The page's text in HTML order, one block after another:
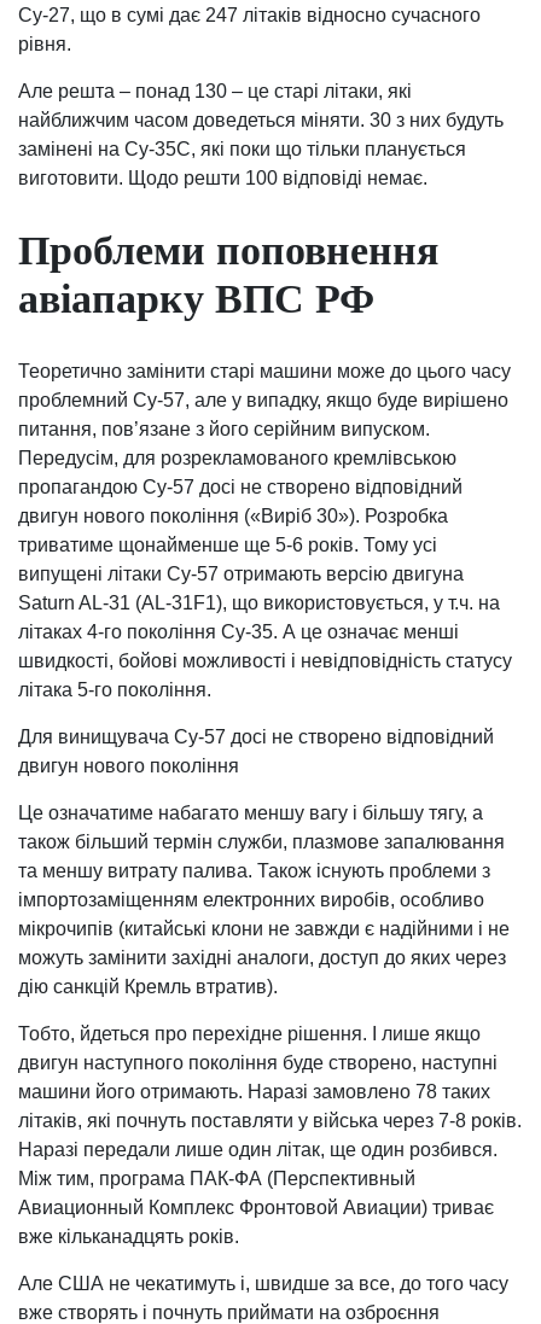
Су-27, що в сумі дає 247 літаків відносно сучасного
рівня.
Але решта – понад 130 – це старі літаки, які
найближчим часом доведеться міняти. 30 з них будуть
замінені на Су-35С, які поки що тільки планується
виготовити. Щодо решти 100 відповіді немає.
Проблеми поповнення
авіапарку ВПС РФ
Теоретично замінити старі машини може до цього часу
проблемний Су-57, але у випадку, якщо буде вирішено
питання, пов’язане з його серійним випуском.
Передусім, для розрекламованого кремлівською
пропагандою Су-57 досі не створено відповідний
двигун нового покоління («Виріб 30»). Розробка
триватиме щонайменше ще 5-6 років. Тому усі
випущені літаки Су-57 отримають версію двигуна
Saturn AL-31 (AL-31F1), що використовується, у т.ч. на
літаках 4-го покоління Су-35. А це означає менші
швидкості, бойові можливості і невідповідність статусу
літака 5-го покоління.
Для винищувача Су-57 досі не створено відповідний
двигун нового покоління
Це означатиме набагато меншу вагу і більшу тягу, а
також більший термін служби, плазмове запалювання
та меншу витрату палива. Також існують проблеми з
імпортозаміщенням електронних виробів, особливо
мікрочипів (китайські клони не завжди є надійними і не
можуть замінити західні аналоги, доступ до яких через
дію санкцій Кремль втратив).
Тобто, йдеться про перехідне рішення. І лише якщо
двигун наступного покоління буде створено, наступні
машини його отримають. Наразі замовлено 78 таких
літаків, які почнуть поставляти у війська через 7-8 років.
Наразі передали лише один літак, ще один розбився.
Між тим, програма ПАК-ФА (Перспективный
Авиационный Комплекс Фронтовой Авиации) триває
вже кільканадцять років.
Але США не чекатимуть і, швидше за все, до того часу
вже створять і почнуть приймати на озброєння